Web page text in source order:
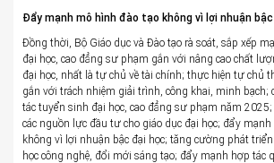
Đẩy mạnh mô hình đào tạo không vì lợi nhuận
Đồng thời, Bộ Giáo dục và Đào tạo rà soát, sắp xếp
đại học, cao đẳng sư phạm gắn với nâng cao chất
đại học, nhất là tự chủ về tài chính; thực hiện tự chủ
gắn với trách nhiệm giải trình, công khai, minh bạch;
tác tuyển sinh đại học, cao đẳng sư phạm năm
các nguồn lực đầu tư cho giáo dục đại học; đẩy
không vì lợi nhuận bậc đại học; tăng cường phát triển
học công nghệ, đổi mới sáng tạo; đẩy mạnh hợp tác